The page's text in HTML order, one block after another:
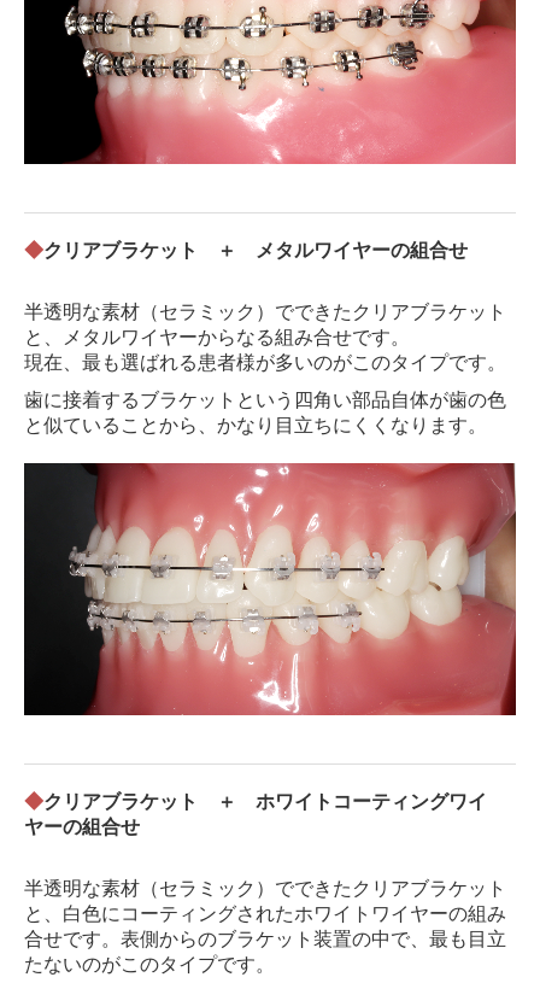
◆クリアブラケット ＋ メタルワイヤーの組合せ
半透明な素材（セラミック） でできたクリアブラケット
と、メタルワイヤーからなる組み合せです。
現在、最も選ばれる患者様が多いのがこのタイプです。
歯に接着するブラケットという四角い部品自体が歯の色
と似ていることから、かなり目立ちにくくなります。
◆クリアブラケット ＋ ホワイトコーティングワイ
ヤーの組合せ
半透明な素材（セラミック） でできたクリアブラケット
と、白色にコーティングされたホワイトワイヤーの組み
合せです。表側からのブラケット装置の中で、最も目立
たないのがこのタイプです。